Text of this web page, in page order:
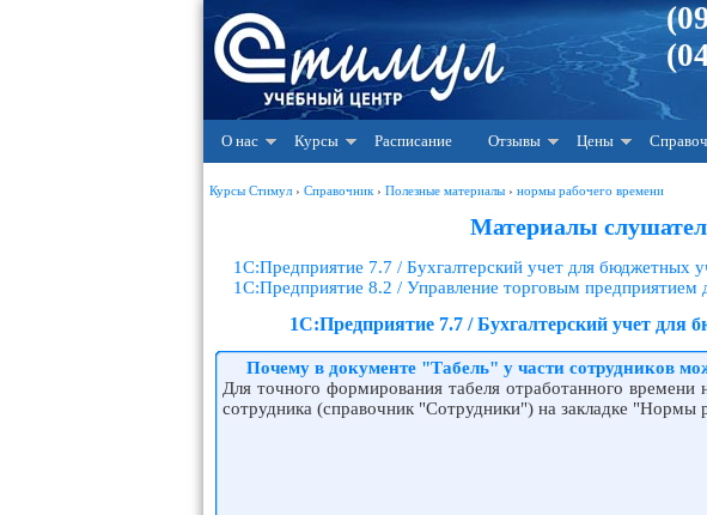
О нас Курсы Расписание Отзывы Цены
Курсы Стимул › Справочник › Полезные материалы › нормы рабочего времени
Материалы
1С:Предприятие 7.7 / Бухгалтерский учет для бюджетных
1С:Предприятие 8.2 / Управление торговым предприятием
1С:Предприятие 7.7 / Бухгалтерский учет
Почему в документе "Табель" у части сотрудников
Для точного формирования табеля отработанного времени
сотрудника (справочник "Сотрудники") на закладке